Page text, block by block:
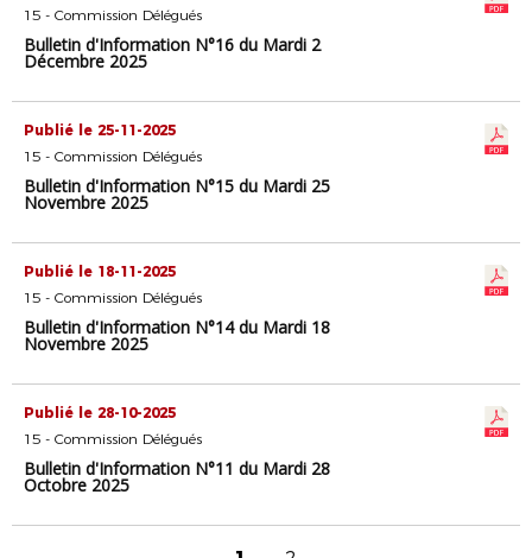
15 - Commission Délégués
Bulletin d'Information N°16 du Mardi 2
Décembre 2025
Publié le 25-11-2025
15 - Commission Délégués
Bulletin d'Information N°15 du Mardi 25
Novembre 2025
Publié le 18-11-2025
15 - Commission Délégués
Bulletin d'Information N°14 du Mardi 18
Novembre 2025
Publié le 28-10-2025
15 - Commission Délégués
Bulletin d'Information N°11 du Mardi 28
Octobre 2025